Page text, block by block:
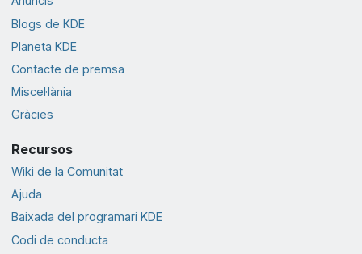
Blogs de KDE
Planeta KDE
Contacte de premsa
Miscel·lània
Gràcies
Recursos
Wiki de la Comunitat
Ajuda
Baixada del programari KDE
Codi de conducta